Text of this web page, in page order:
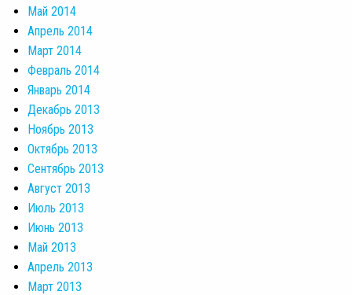
Май 2014
Апрель 2014
Март 2014
Февраль 2014
Январь 2014
Декабрь 2013
Ноябрь 2013
Октябрь 2013
Сентябрь 2013
Август 2013
Июль 2013
Июнь 2013
Май 2013
Апрель 2013
Март 2013